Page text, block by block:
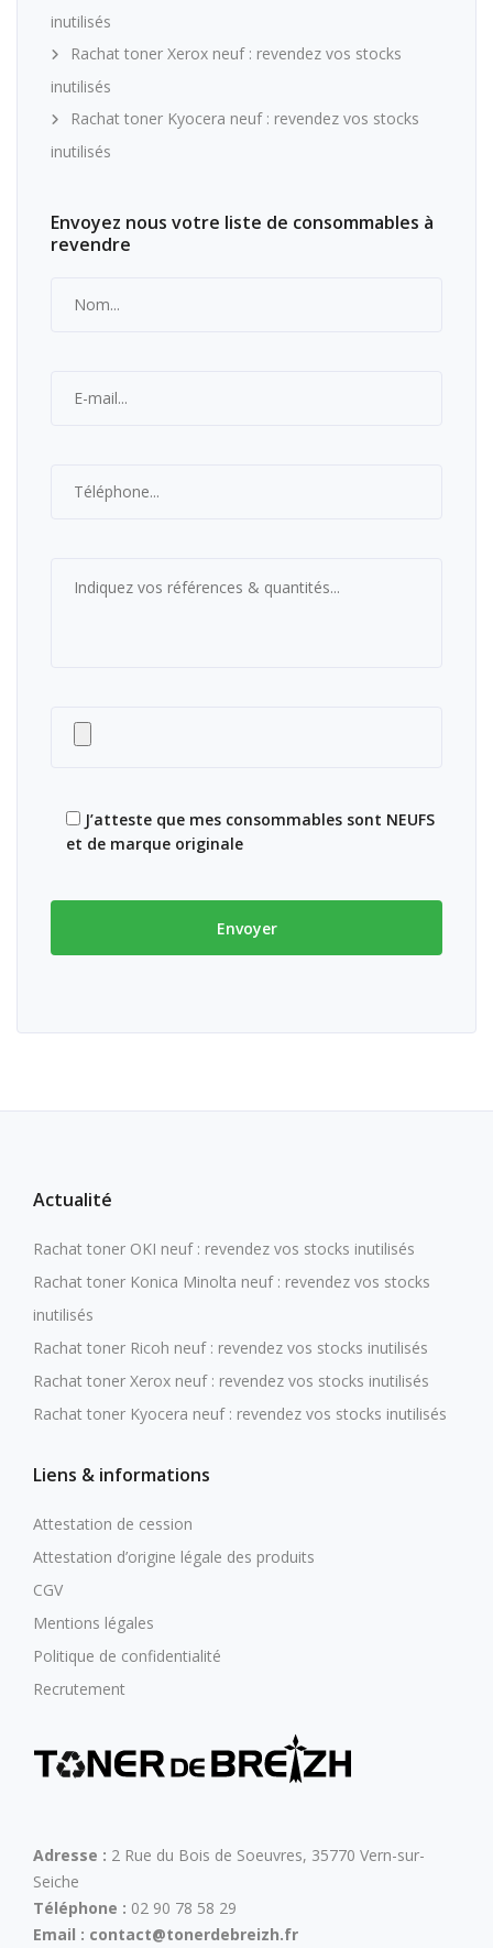
inutilisés
Rachat toner Xerox neuf : revendez vos stocks
inutilisés
Rachat toner Kyocera neuf : revendez vos stocks
inutilisés
Envoyez nous votre liste de consommables à
revendre
J’atteste que mes consommables sont NEUFS
et de marque originale
Actualité
Rachat toner OKI neuf : revendez vos stocks inutilisés
Rachat toner Konica Minolta neuf : revendez vos stocks
inutilisés
Rachat toner Ricoh neuf : revendez vos stocks inutilisés
Rachat toner Xerox neuf : revendez vos stocks inutilisés
Rachat toner Kyocera neuf : revendez vos stocks inutilisés
Liens & informations
Attestation de cession
Attestation d’origine légale des produits
CGV
Mentions légales
Politique de confidentialité
Recrutement
Adresse : 2 Rue du Bois de Soeuvres, 35770 Vern-sur-
Seiche
Téléphone : 02 90 78 58 29
Email : contact@tonerdebreizh.fr